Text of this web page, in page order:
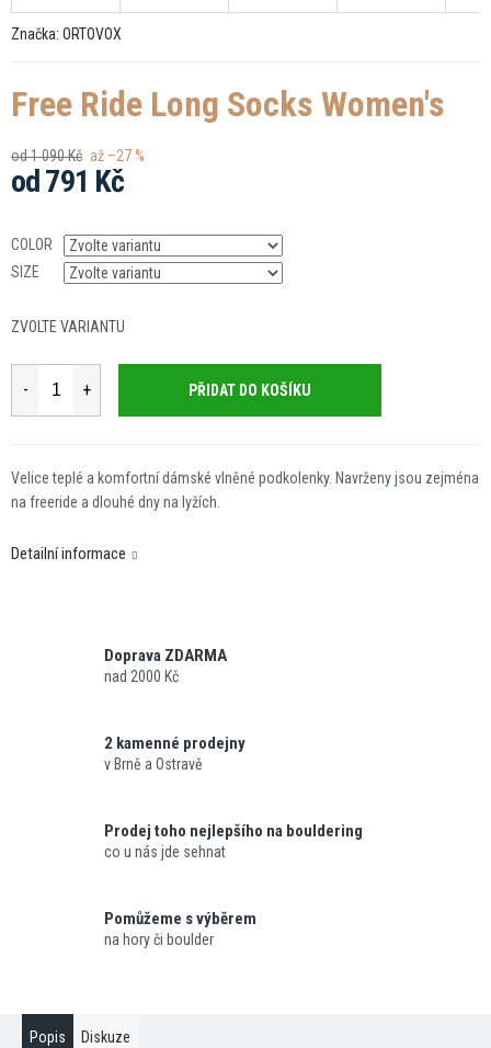
Značka: ORTOVOX
Free Ride Long Socks Women's
od 1 090 Kč až –27 %
od 791 Kč
cena:
COLOR
SIZE
ZVOLTE VARIANTU
PŘIDAT DO KOŠÍKU
Velice teplé a komfortní dámské vlněné podkolenky. Navrženy jsou zejména
na freeride a dlouhé dny na lyžích.
Detailní informace
Doprava ZDARMA
nad 2000 Kč
2 kamenné prodejny
v Brně a Ostravě
Prodej toho nejlepšího na bouldering
co u nás jde sehnat
Pomůžeme s výběrem
na hory či boulder
Popis Diskuze